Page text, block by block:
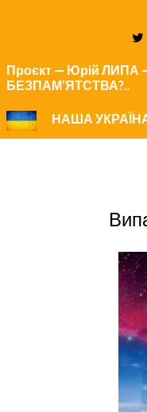
Проєкт — Юрій ЛИПА
БЕЗПАМ’ЯТСТВА?..
НАША